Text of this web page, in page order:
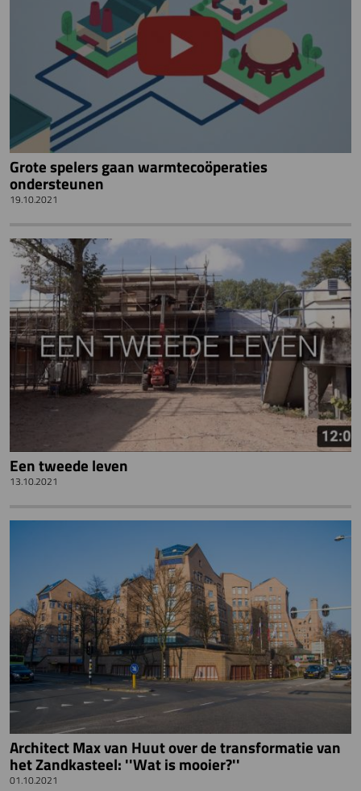
Grote spelers gaan warmtecoöperaties
ondersteunen
19.10.2021
Een tweede leven
13.10.2021
Architect Max van Huut over de transformatie van
het Zandkasteel: ''Wat is mooier?''
01.10.2021